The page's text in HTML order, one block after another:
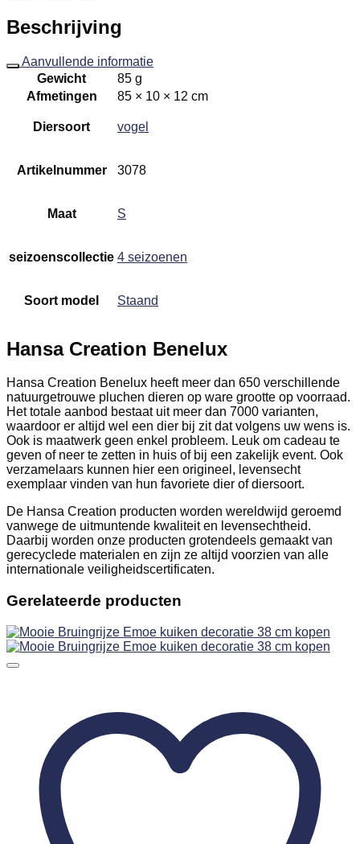
Beschrijving
Aanvullende informatie
Gewicht
85 g
Afmetingen
85 × 10 × 12 cm
Diersoort vogel
Artikelnummer 3078
Maat S
seizoenscollectie 4 seizoenen
Soort model Staand
Hansa Creation Benelux
Hansa Creation Benelux heeft meer dan 650 verschillende
natuurgetrouwe pluchen dieren op ware grootte op voorraad.
Het totale aanbod bestaat uit meer dan 7000 varianten,
waardoor er altijd wel een dier bij zit dat volgens uw wens is.
Ook is maatwerk geen enkel probleem. Leuk om cadeau te
geven of neer te zetten in huis of bij een zakelijk event. Ook
verzamelaars kunnen hier een origineel, levensecht
exemplaar vinden van hun favoriete dier of diersoort.
De Hansa Creation producten worden wereldwijd geroemd
vanwege de uitmuntende kwaliteit en levensechtheid.
Daarbij worden onze producten grotendeels gemaakt van
gerecyclede materialen en zijn ze altijd voorzien van alle
internationale veiligheidscertificaten.
Gerelateerde producten